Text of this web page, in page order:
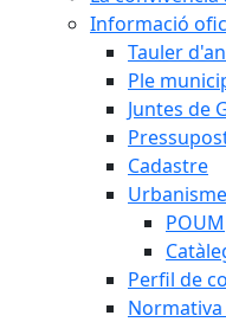
Informació
Tauler
Ple
Juntes de
Cadastre
Urbanisme
POUM
Perfil de